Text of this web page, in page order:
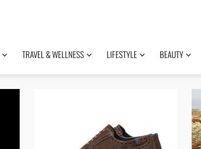
TRAVEL & WELLNESS LIFESTYLE BEAUTY